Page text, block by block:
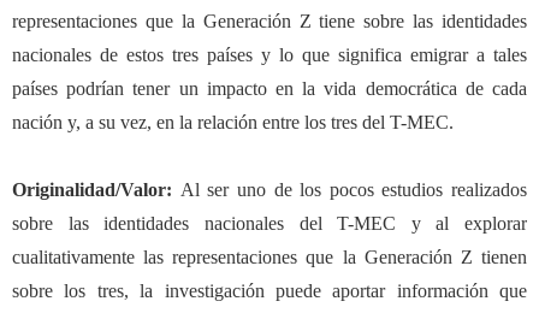
representaciones que la Generación Z tiene sobre las identidades
nacionales de estos tres países y lo que significa emigrar a tales
países podrían tener un impacto en la vida democrática de cada
nación y, a su vez, en la relación entre los tres del T-MEC.
Originalidad/Valor: Al ser uno de los pocos estudios realizados
sobre las identidades nacionales del T-MEC y al explorar
cualitativamente las representaciones que la Generación Z tienen
sobre los tres, la investigación puede aportar información que